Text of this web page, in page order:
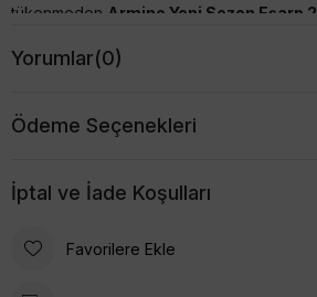
tükenmeden Armine Yeni Sezon Eşarp
Kumaş Kalınlığı: 14 mm
Armine İpek Eşarpların Özellikleri
- %100 İpek'dir,
görünümlü, yumuşak ipektir. Dökümlü durur.
Yorumlar(0)
Ödeme Seçenekleri
İptal ve İade Koşulları
Favorilere Ekle